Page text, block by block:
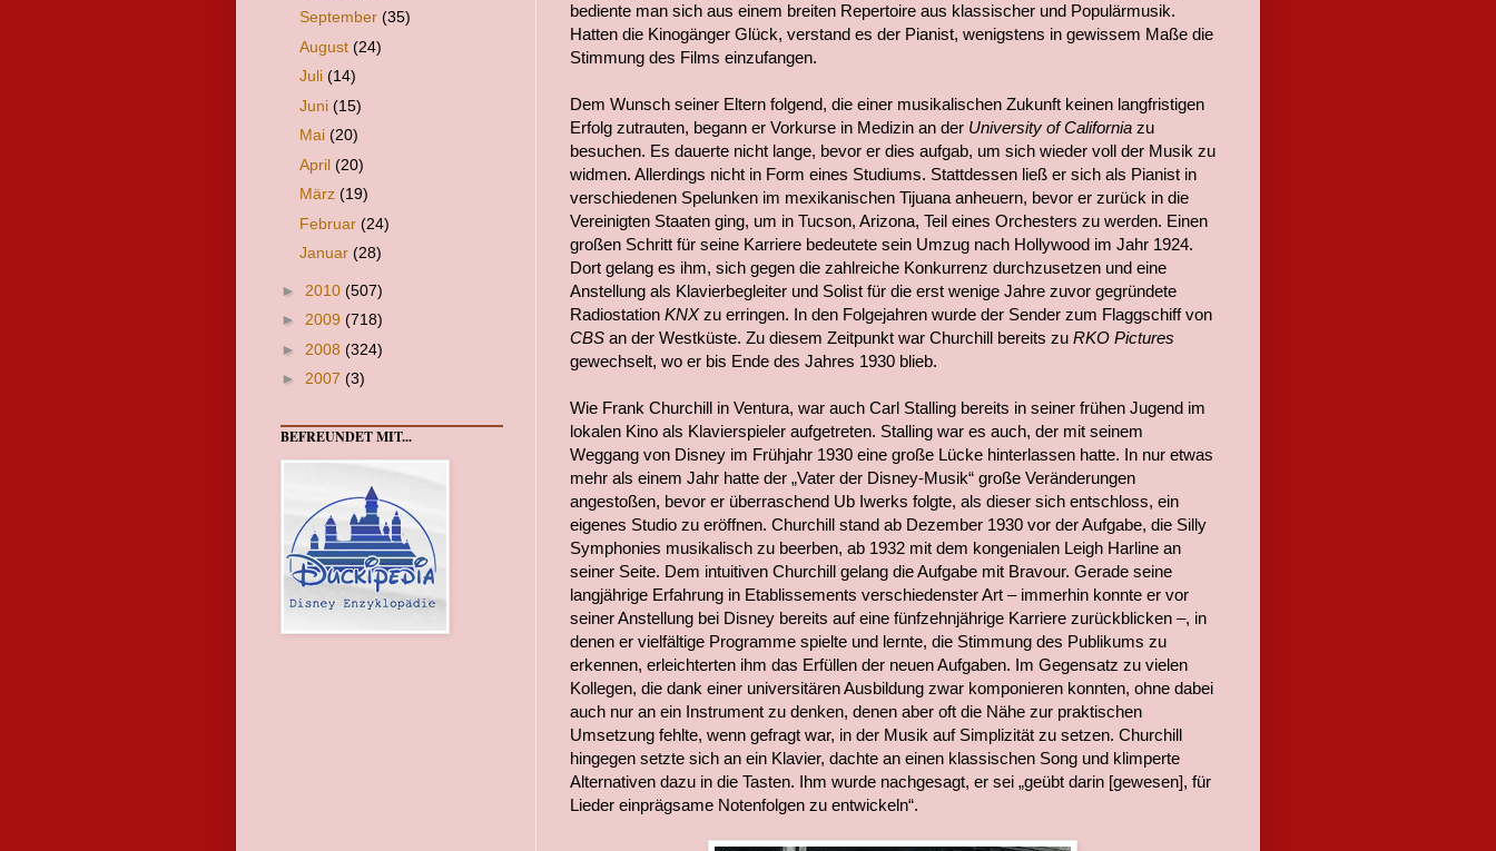
bediente man sich aus einem breiten Repertoire aus klassischer und Populärmusik.
Hatten die Kinogänger Glück, verstand es der Pianist, wenigstens in gewissem Maße die
Stimmung des Films einzufangen.
Dem Wunsch seiner Eltern folgend, die einer musikalischen Zukunft keinen langfristigen
Erfolg zutrauten, begann er Vorkurse in Medizin an der University of California zu
besuchen. Es dauerte nicht lange, bevor er dies aufgab, um sich wieder voll der Musik zu
widmen. Allerdings nicht in Form eines Studiums. Stattdessen ließ er sich als Pianist in
verschiedenen Spelunken im mexikanischen Tijuana anheuern, bevor er zurück in die
Vereinigten Staaten ging, um in Tucson, Arizona, Teil eines Orchesters zu werden. Einen
großen Schritt für seine Karriere bedeutete sein Umzug nach Hollywood im Jahr 1924.
Dort gelang es ihm, sich gegen die zahlreiche Konkurrenz durchzusetzen und eine
Anstellung als Klavierbegleiter und Solist für die erst wenige Jahre zuvor gegründete
Radiostation KNXzu erringen. In den Folgejahren wurde der Sender zum Flaggschiff von
CBS an der Westküste. Zu diesem Zeitpunkt war Churchill bereits zu RKO Pictures
gewechselt, wo er bis Ende des Jahres 1930 blieb.
Wie Frank Churchill in Ventura, war auch Carl Stalling bereits in seiner frühen Jugend im
lokalen Kino als Klavierspieler aufgetreten. Stalling war es auch, der mit seinem
Weggang von Disney im Frühjahr 1930 eine große Lücke hinterlassen hatte. In nur etwas
mehr als einem Jahr hatte der „Vater der Disney-Musik“ große Veränderungen
angestoßen, bevor er überraschend Ub Iwerks folgte, als dieser sich entschloss, ein
eigenes Studio zu eröffnen. Churchill stand ab Dezember 1930 vor der Aufgabe, die Silly
Symphonies musikalisch zu beerben, ab 1932 mit dem kongenialen Leigh Harline an
seiner Seite. Dem intuitiven Churchill gelang die Aufgabe mit Bravour. Gerade seine
langjährige Erfahrung in Etablissements verschiedenster Art – immerhin konnte er vor
seiner Anstellung bei Disney bereits auf eine fünfzehnjährige Karriere zurückblicken –, in
denen er vielfältige Programme spielte und lernte, die Stimmung des Publikums zu
erkennen, erleichterten ihm das Erfüllen der neuen Aufgaben. Im Gegensatz zu vielen
Kollegen, die dank einer universitären Ausbildung zwar komponieren konnten, ohne dabei
auch nur an ein Instrument zu denken, denen aber oft die Nähe zur praktischen
Umsetzung fehlte, wenn gefragt war, in der Musik auf Simplizität zu setzen. Churchill
hingegen setzte sich an ein Klavier, dachte an einen klassischen Song und klimperte
Alternativen dazu in die Tasten. Ihm wurde nachgesagt, er sei „geübt darin [gewesen], für
Lieder einprägsame Notenfolgen zu entwickeln“.
September (35)
August (24)
Juli (14)
Juni (15)
Mai (20)
April (20)
März (19)
Februar (24)
Januar (28)
► 2010 (507)
► 2009 (718)
► 2008 (324)
► 2007 (3)
BEFREUNDET MIT...